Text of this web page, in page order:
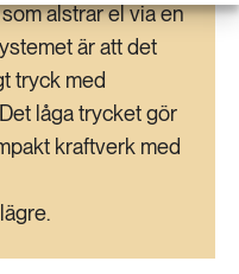
alstrar el via en
är att det
tryck med
låga trycket gör
kraftverk med